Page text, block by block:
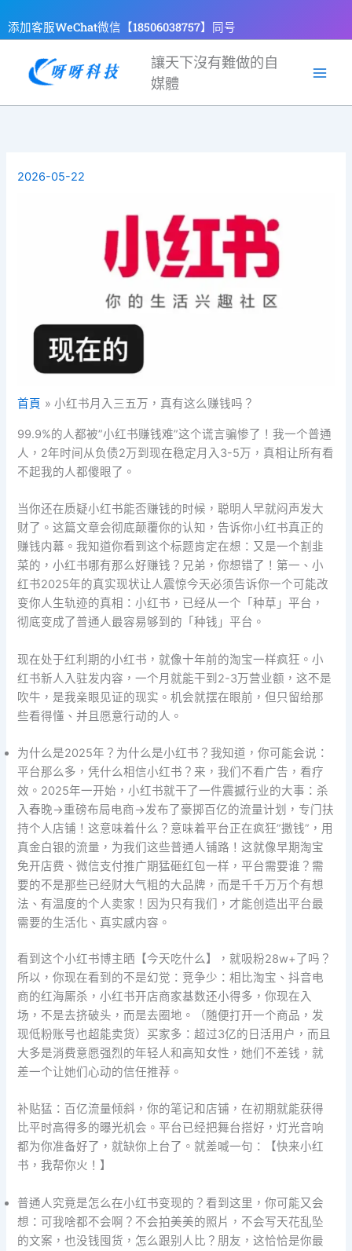
至
容
添加客服WeChat微信【18506038757】同号
讓天下沒有難做的自
媒體
2026-05-22
首頁 小红书月入三五万，真有这么赚钱吗？
99.9%的人都被”小红书赚钱难”这个谎言骗惨了！我一个普通
人，2年时间从负债2万到现在稳定月入3-5万，真相让所有看
不起我的人都傻眼了。
当你还在质疑小红书能否赚钱的时候，聪明人早就闷声发大
财了。这篇文章会彻底颠覆你的认知，告诉你小红书真正的
赚钱内幕。我知道你看到这个标题肯定在想：又是一个割韭
菜的，小红书哪有那么好赚钱？兄弟，你想错了！第一、小
红书2025年的真实现状让人震惊今天必须告诉你一个可能改
变你人生轨迹的真相：小红书，已经从一个「种草」平台，
彻底变成了普通人最容易够到的「种钱」平台。
现在处于红利期的小红书，就像十年前的淘宝一样疯狂。小
红书新人入驻发内容，一个月就能干到2-3万营业额，这不是
吹牛，是我亲眼见证的现实。机会就摆在眼前，但只留给那
些看得懂、并且愿意行动的人。
为什么是2025年？为什么是小红书？我知道，你可能会说：
平台那么多，凭什么相信小红书？来，我们不看广告，看疗
效。2025年一开始，小红书就干了一件震撼行业的大事：杀
入春晚→重磅布局电商→发布了豪掷百亿的流量计划，专门扶
持个人店铺！这意味着什么？意味着平台正在疯狂”撒钱”，用
真金白银的流量，为我们这些普通人铺路！这就像早期淘宝
免开店费、微信支付推广期猛砸红包一样，平台需要谁？需
要的不是那些已经财大气粗的大品牌，而是千千万万个有想
法、有温度的个人卖家！因为只有我们，才能创造出平台最
需要的生活化、真实感内容。
看到这个小红书博主晒【今天吃什么】，就吸粉28w+了吗？
所以，你现在看到的不是幻觉：竞争少：相比淘宝、抖音电
商的红海厮杀，小红书开店商家基数还小得多，你现在入
场，不是去挤破头，而是去圈地。（随便打开一个商品，发
现低粉账号也超能卖货）买家多：超过3亿的日活用户，而且
大多是消费意愿强烈的年轻人和高知女性，她们不差钱，就
差一个让她们心动的信任推荐。
补贴猛：百亿流量倾斜，你的笔记和店铺，在初期就能获得
比平时高得多的曝光机会。平台已经把舞台搭好，灯光音响
都为你准备好了，就缺你上台了。就差喊一句：【快来小红
书，我帮你火！】
普通人究竟是怎么在小红书变现的？看到这里，你可能又会
想：可我啥都不会啊？不会拍美美的照片，不会写天花乱坠
的文案，也没钱囤货，怎么跟别人比？朋友，这恰恰是你最